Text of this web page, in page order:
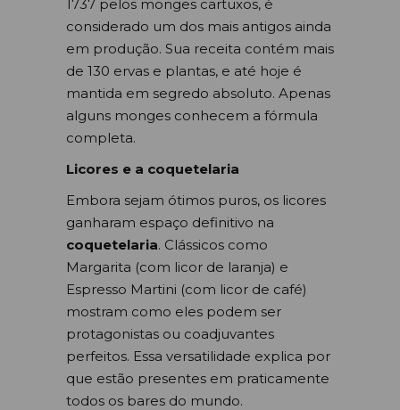
1737 pelos monges cartuxos, é
considerado um dos mais antigos ainda
em produção. Sua receita contém mais
de 130 ervas e plantas, e até hoje é
mantida em segredo absoluto. Apenas
alguns monges conhecem a fórmula
completa.
Licores e a coquetelaria
Embora sejam ótimos puros, os licores
ganharam espaço definitivo na
coquetelaria. Clássicos como
Margarita (com licor de laranja) e
Espresso Martini (com licor de café)
mostram como eles podem ser
protagonistas ou coadjuvantes
perfeitos. Essa versatilidade explica por
que estão presentes em praticamente
todos os bares do mundo.